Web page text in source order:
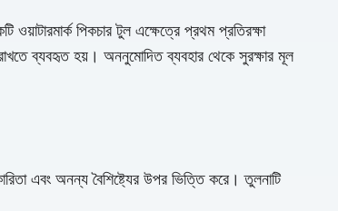
পিকচার টুল এক্ষেত্রে প্রথম প্রতিরক্ষা
ব্যবহৃত হয়। অননুমোদিত ব্যবহার থেকে সুরক্ষার মূল
এবং অনন্য বৈশিষ্ট্যের উপর ভিত্তি করে। তুলনাটি